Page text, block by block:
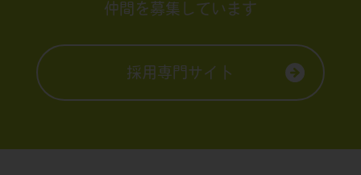
仲間を募集しています
採用専門サイト